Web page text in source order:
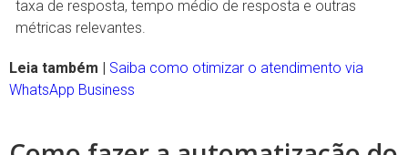
taxa de resposta, tempo médio de resposta e outras
métricas relevantes.
Leia também |
Saiba como otimizar o atendimento via
WhatsApp Business